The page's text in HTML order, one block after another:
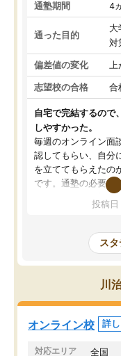
通塾期間 4
通った目的
大
対
偏差値の変化
志望校の合格 合
自宅で完結するので
しやすかった。
毎週のオンライン面
認してもらい、自分
を立ててもらえたの
です。通塾の必要が
たです。コーチが現
安も気軽に話せまし
についたと感じて
ットで質問できるの
人では迷いがちだ
だと思います。
投稿日
ス
川
オンライン校 詳
対応エリア 全国